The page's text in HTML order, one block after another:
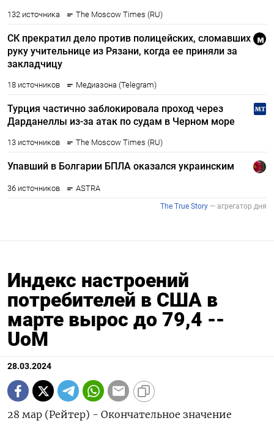
Индекс настроений
потребителей в США в
марте вырос до 79,4 --
UoM
28.03.2024
28 мар (Рейтер) - Окончательное значение